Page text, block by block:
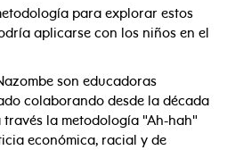
para explorar estos
aplicarse con los niños en el
son educadoras
colaborando desde la década
la metodología "Ah-hah"
económica, racial y de